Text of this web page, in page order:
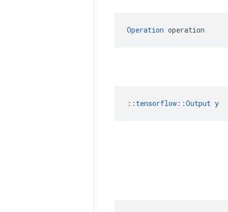
Operation operation
:: tensorflow::Output y